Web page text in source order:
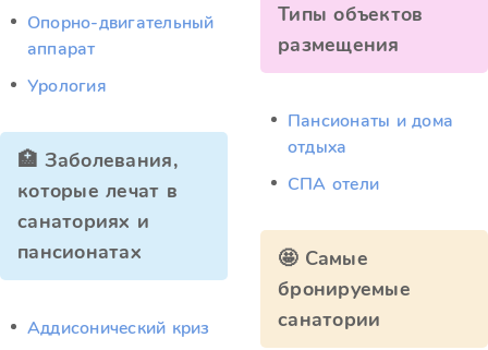
Опорно-двигательный
аппарат
Урология
🏥 Заболевания,
которые лечат в
санаториях и
пансионатах
Аддисонический криз
Типы объектов
размещения
Пансионаты и дома
отдыха
СПА отели
🤩 Самые
бронируемые
санатории